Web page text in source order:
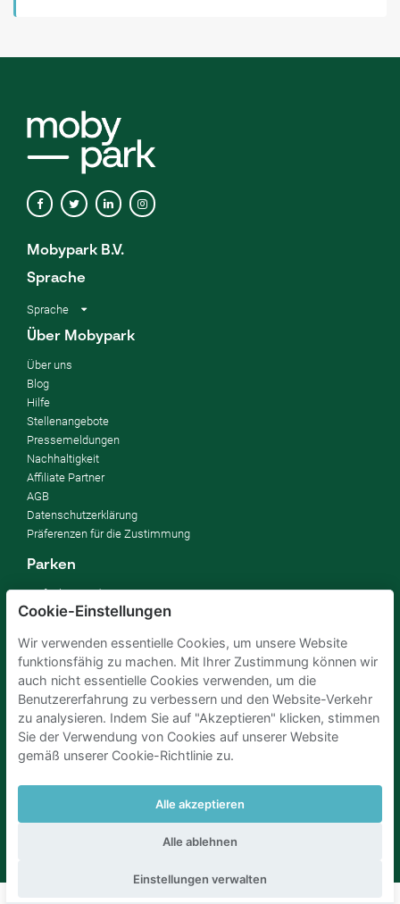
Cookie-Einstellungen
Wir verwenden essentielle Cookies, um unsere Website
funktionsfähig zu machen. Mit Ihrer Zustimmung können wir
auch nicht essentielle Cookies verwenden, um die
Benutzererfahrung zu verbessern und den Website-Verkehr
zu analysieren. Indem Sie auf "Akzeptieren" klicken, stimmen
Sie der Verwendung von Cookies auf unserer Website
gemäß unserer Cookie-Richtlinie zu.
Alle akzeptieren
Alle ablehnen
Einstellungen verwalten
Mobypark B.V.
Sprache
Sprache
Über Mobypark
Über uns
Blog
Hilfe
Stellenangebote
Pressemeldungen
Nachhaltigkeit
Affiliate Partner
AGB
Datenschutzerklärung
Präferenzen für die Zustimmung
Parken
So funktioniert's
FAQ
Vermieten
Parkplatz vermieten
Für Unternehmen
Verbessern Sie Ihre SDGs
Business-Blog
Parkeren Brussel
Parkplaetze Den Haag
Parken Flughafen Zuerich
Parken flughafen amsterdam